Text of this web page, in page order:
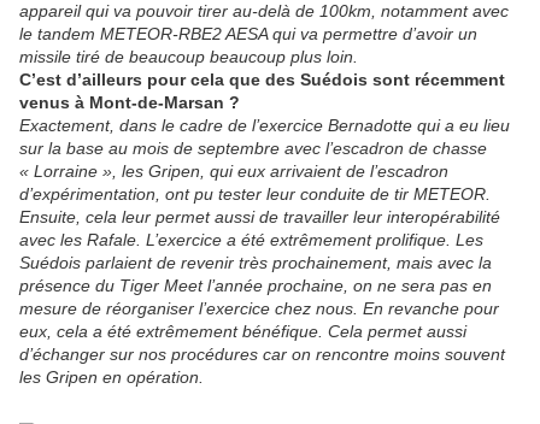
appareil qui va pouvoir tirer au-delà de 100km, notamment avec
le tandem METEOR-RBE2 AESA qui va permettre d’avoir un
missile tiré de beaucoup beaucoup plus loin.
C’est d’ailleurs pour cela que des Suédois sont récemment
venus à Mont-de-Marsan ?
Exactement, dans le cadre de l’exercice Bernadotte qui a eu lieu
sur la base au mois de septembre avec l’escadron de chasse
« Lorraine », les Gripen, qui eux arrivaient de l’escadron
d’expérimentation, ont pu tester leur conduite de tir METEOR.
Ensuite, cela leur permet aussi de travailler leur interopérabilité
avec les Rafale. L’exercice a été extrêmement prolifique. Les
Suédois parlaient de revenir très prochainement, mais avec la
présence du Tiger Meet l’année prochaine, on ne sera pas en
mesure de réorganiser l’exercice chez nous. En revanche pour
eux, cela a été extrêmement bénéfique. Cela permet aussi
d’échanger sur nos procédures car on rencontre moins souvent
les Gripen en opération.